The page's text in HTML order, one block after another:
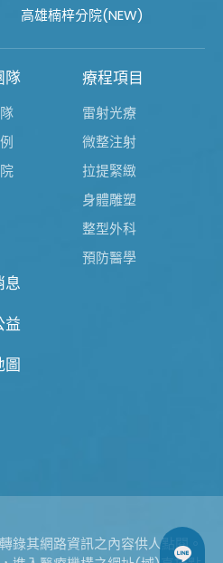
高雄楠梓分院(NEW)
隊 療程項目
雷射光療
微整注射
拉提緊緻
身體雕塑
整型外科
預防醫學
息
益
圖
錄其網路資訊之內容供人點閱。